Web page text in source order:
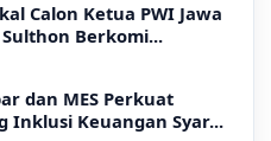
Calon Ketua PWI Jawa
Berkomi...
dan MES Perkuat
Inklusi Keuangan Syar...